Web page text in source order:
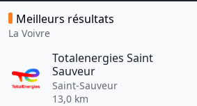
Meilleurs résultats
La Voivre
Totalenergies Saint
Sauveur
Saint-Sauveur
13,0 km